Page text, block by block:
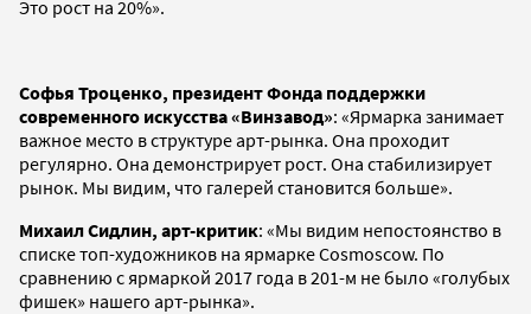
Это рост на 20%».
Софья Троценко, президент Фонда поддержки
современного искусства «Винзавод»: «Ярмарка занимает
важное место в структуре арт-рынка. Она проходит
регулярно. Она демонстрирует рост. Она стабилизирует
рынок. Мы видим, что галерей становится больше».
Михаил Сидлин, арт-критик: «Мы видим непостоянство в
списке топ-художников на ярмарке Cosmoscow. По
сравнению с ярмаркой 2017 года в 201-м не было «голубых
фишек» нашего арт-рынка».